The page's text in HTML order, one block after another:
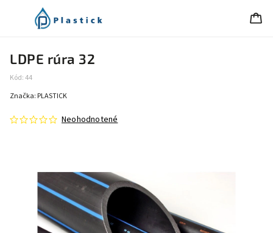
LDPE rúra 32
Kód:44
Neohodnotené
Značka: PLASTICK